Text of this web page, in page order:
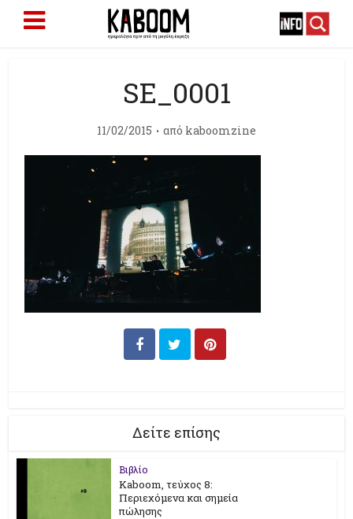
SE_0001
11/02/2015 από kaboomzine
Δείτε επίσης
Βιβλίο
Kaboom, τεύχος 8:
Περιεχόμενα και σημεία
πώλησης